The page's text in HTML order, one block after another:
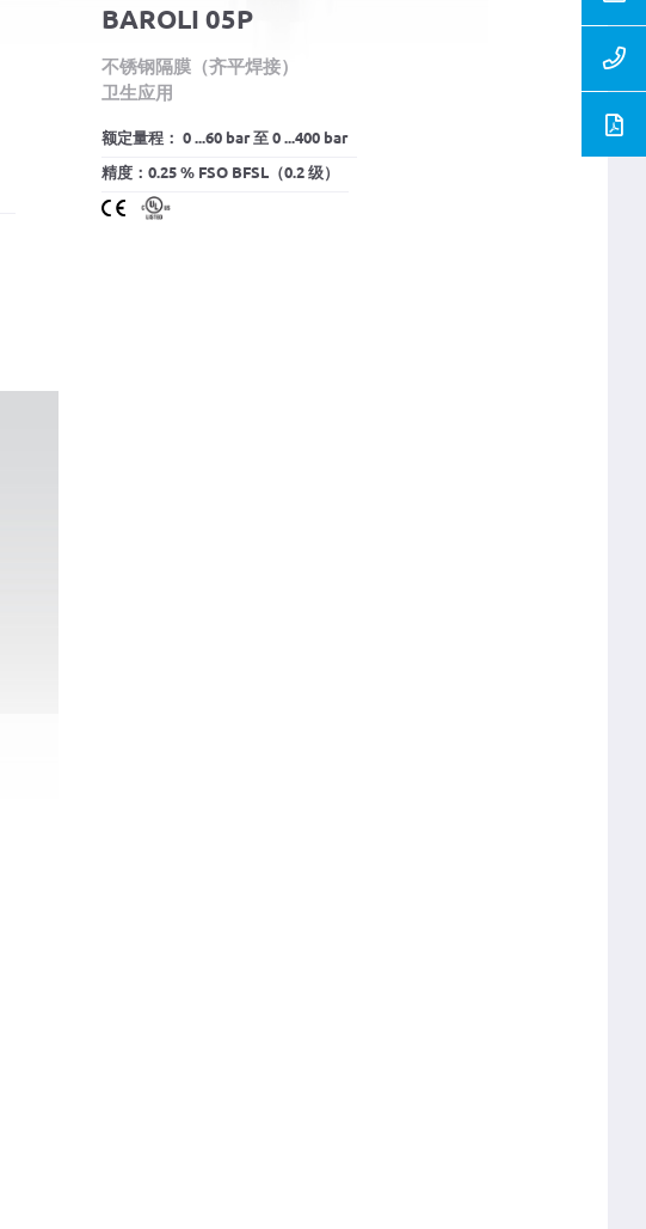
BAROLI 05P
不锈钢隔膜（齐平焊接）
卫生应用
额定量程： 0 ...60 bar 至 0 ...400 bar
精度：0.25 % FSO BFSL（0.2 级）